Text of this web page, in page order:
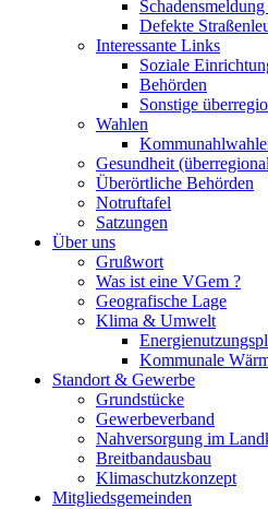
Defekte
Interessante Links
Soziale
Behörden
Sonstige
Wahlen
Gesundheit
Überörtliche Behörden
Notruftafel
Satzungen
Über uns
Grußwort
Was ist eine VGem ?
Geografische Lage
Klima & Umwelt
Kommunale
Standort & Gewerbe
Grundstücke
Gewerbeverband
Nahversorgung im
Breitbandausbau
Klimaschutzkonzept
Mitgliedsgemeinden